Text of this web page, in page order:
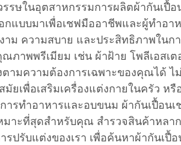
รษในอุตสาหกรรมการผลิตผ้ากันเปื้อ
กแบบมาเพื่อเชฟมืออาชีพและผู้ทำอา
ม ความสบาย และประสิทธิภาพในก
ภาพพรีเมียม เช่น ผ้าฝ้าย โพลีเอสเต
ามความต้องการเฉพาะของคุณได้ ไ
ยเพื่อเสริมเครื่องแต่งกายในครัว หรื
ารทำอาหารและอบขนม ผ้ากันเปื้อนเ
มาะที่สุดสำหรับคุณ สำรวจสินค้าหลาก
ปรับแต่งของเรา เพื่อค้นหาผ้ากันเปื้